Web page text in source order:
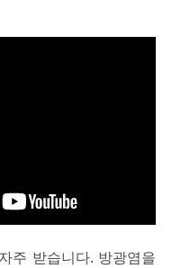
주 받습니다. 방광염을